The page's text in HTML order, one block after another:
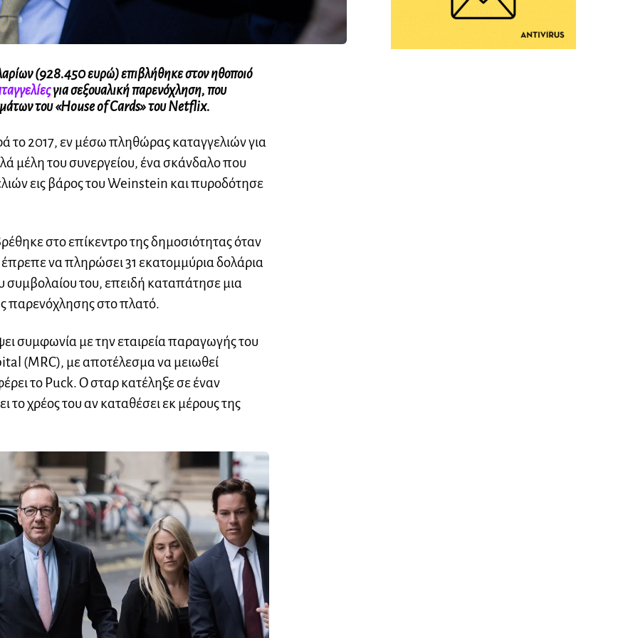
(928.450 ευρώ) επιβλήθηκε στον ηθοποιό
για σεξουαλική παρενόχληση, που
του «House of Cards» του Netflix.
το 2017, εν μέσω πληθώρας καταγγελιών για
μέλη του συνεργείου, ένα σκάνδαλο που
εις βάρος του Weinstein και πυροδότησε
στο επίκεντρο της δημοσιότητας όταν
να πληρώσει 31 εκατομμύρια δολάρια
του, επειδή καταπάτησε μια
παρενόχλησης στο πλατό.
συμφωνία με την εταιρεία παραγωγής του
(MRC), με αποτέλεσμα να μειωθεί
το Puck. Ο σταρ κατέληξε σε έναν
το χρέος του αν καταθέσει εκ μέρους της